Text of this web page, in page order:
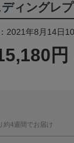
ィングレ
2021年8月14日
円
約4週間でお届け